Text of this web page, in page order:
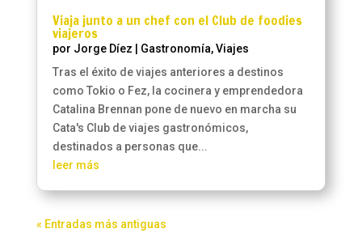
Viaja junto a un chef con el Club de foodies
viajeros
por Jorge Díez Gastronomía,Viajes
Tras el éxito de viajes anteriores a destinos
como Tokio o Fez, la cocinera y emprendedora
Catalina Brennan pone de nuevo en marcha su
Cata's Club de viajes gastronómicos,
destinados a personas que...
leer más
« Entradas más antiguas